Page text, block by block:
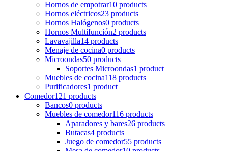
Hornos de empotrar10 products
Hornos eléctricos23 products
Hornos Halógenos0 products
Hornos Multifunción2 products
Lavavajilla14 products
Menaje de cocina0 products
Microondas50 products
Soportes Microondas1 product
Muebles de cocina118 products
Purificadores1 product
Comedor121 products
Bancos0 products
Muebles de comedor116 products
Aparadores y bares26 products
Butacas4 products
Juego de comedor55 products